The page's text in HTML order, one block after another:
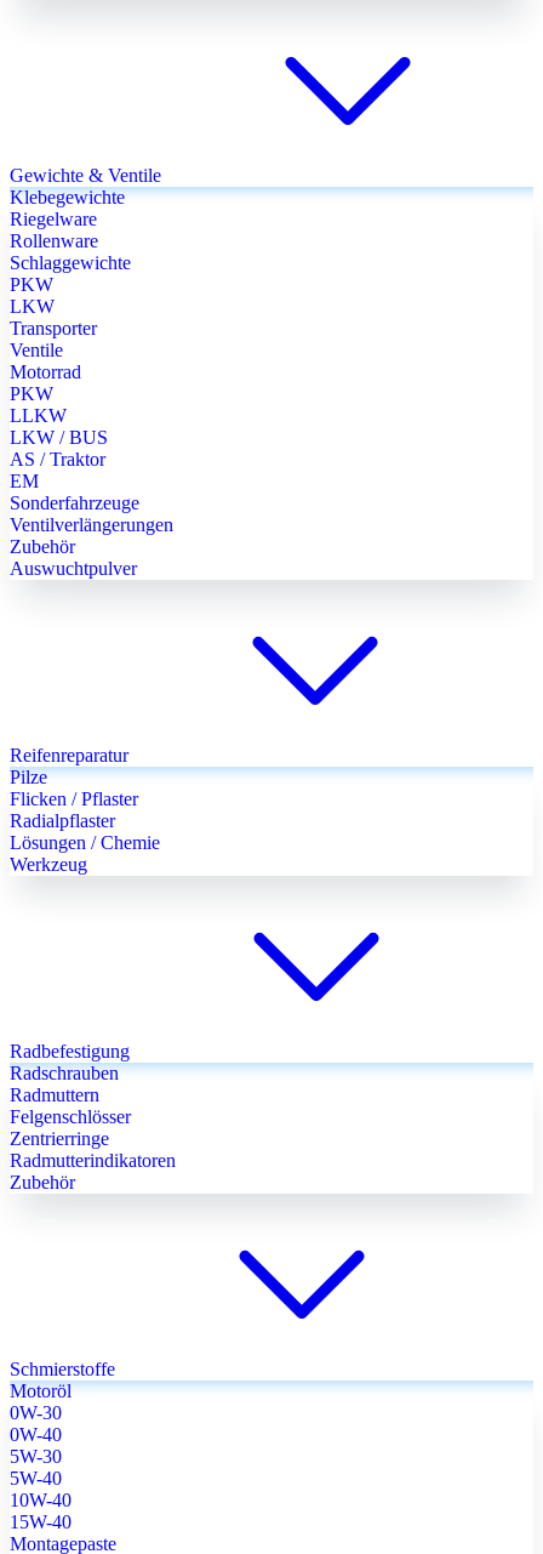
Gewichte & Ventile
Klebegewichte
Riegelware
Rollenware
Schlaggewichte
PKW
LKW
Transporter
Ventile
Motorrad
PKW
LLKW
LKW / BUS
AS / Traktor
EM
Sonderfahrzeuge
Ventilverlängerungen
Zubehör
Auswuchtpulver
Reifenreparatur
Pilze
Flicken / Pflaster
Radialpflaster
Lösungen / Chemie
Werkzeug
Radbefestigung
Radschrauben
Radmuttern
Felgenschlösser
Zentrierringe
Radmutterindikatoren
Zubehör
Schmierstoffe
Motoröl
0W-30
0W-40
5W-30
5W-40
10W-40
15W-40
Montagepaste